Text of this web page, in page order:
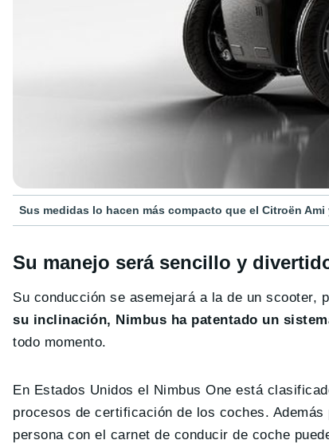
Sus medidas lo hacen más compacto que el Citroën Ami
Su manejo será sencillo y
Su conducción se asemejará a la de un scooter,
su inclinación, Nimbus ha patentado un
todo momento.
En Estados Unidos el Nimbus One está
procesos de certificación de los coches.
persona con el carnet de conducir de coche